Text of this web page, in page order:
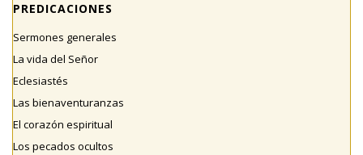
PREDICACIONES
Sermones generales
La vida del Señor
Eclesiastés
Las bienaventuranzas
El corazón espiritual
Los pecados ocultos